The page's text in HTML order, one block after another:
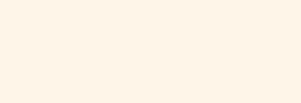
O mercador ficou muito